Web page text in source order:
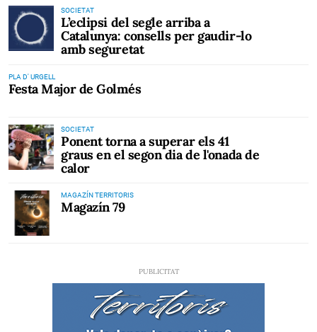
SOCIETAT
L’eclipsi del segle arriba a
Catalunya: consells per gaudir-lo
amb seguretat
PLA D' URGELL
Festa Major de Golmés
SOCIETAT
Ponent torna a superar els 41
graus en el segon dia de l'onada de
calor
MAGAZÍN TERRITORIS
Magazín 79